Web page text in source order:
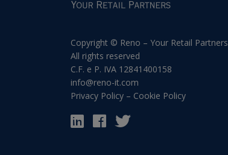
Copyright © Reno – Your Retail Partners
All rights reserved
C.F. e P. IVA 12841400158
info@reno-it.com
Privacy Policy – Cookie Policy